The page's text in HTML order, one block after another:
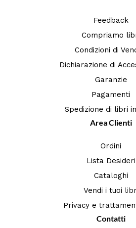
Feedback
Compriamo
Condizioni di
Dichiarazione di
Garanzie
Pagamenti
Spedizione di libri
Area Clienti
Ordini
Lista Desideri
Cataloghi
Vendi i tuoi
Privacy e
Contatti